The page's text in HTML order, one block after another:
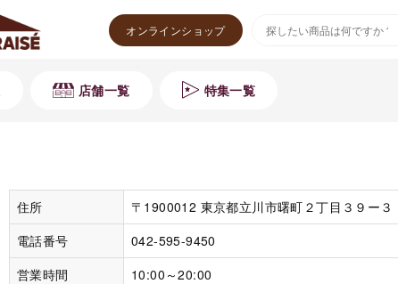
オンラインショップ
店舗一覧 特集一覧
住所
〒1900012 東京都立川市曙町２丁目３９ー３
電話番号
042-595-9450
営業時間
10:00～20:00